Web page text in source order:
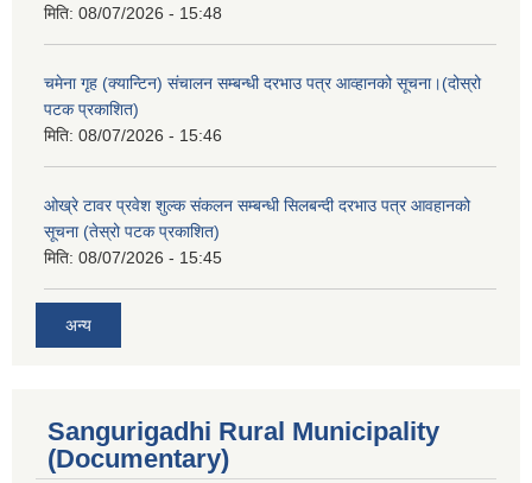
मिति: 08/07/2026 - 15:48
चमेना गृह (क्यान्टिन) संचालन सम्बन्धी दरभाउ पत्र आव्हानको सूचना।(दोस्रो
पटक प्रकाशित)
मिति: 08/07/2026 - 15:46
ओख्रे टावर प्रवेश शुल्क संकलन सम्बन्धी सिलबन्दी दरभाउ पत्र आवहानको
सूचना (तेस्रो पटक प्रकाशित)
मिति: 08/07/2026 - 15:45
अन्य
Sangurigadhi Rural Municipality
(Documentary)